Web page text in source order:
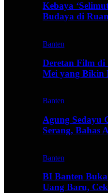
Kebaya
Budaya di
Banten
Deretan Film di
Mei yang Bikin
Banten
Agung Sedayu
Serang, Bahas
Banten
BI Banten
Uang Baru,